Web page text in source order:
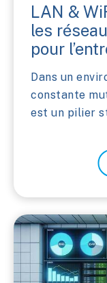
LAN &
les
pour
Dans un
constante
est un pilier